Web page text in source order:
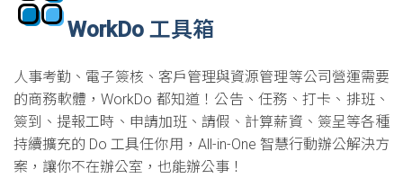
WorkDo 工具箱
人事考勤、電子簽核、客戶管理與資源管理等公司營運需要
的商務軟體，WorkDo 都知道！公告、任務、打卡、排班、
簽到、提報工時、申請加班、請假、計算薪資、簽呈等各種
持續擴充的 Do 工具任你用，All-in-One 智慧行動辦公解決方
案，讓你不在辦公室，也能辦公事！